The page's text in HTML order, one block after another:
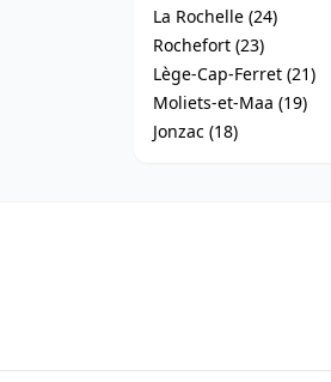
La Rochelle (24)
Rochefort (23)
Lège-Cap-Ferret (21)
Moliets-et-Maa (19)
Jonzac (18)